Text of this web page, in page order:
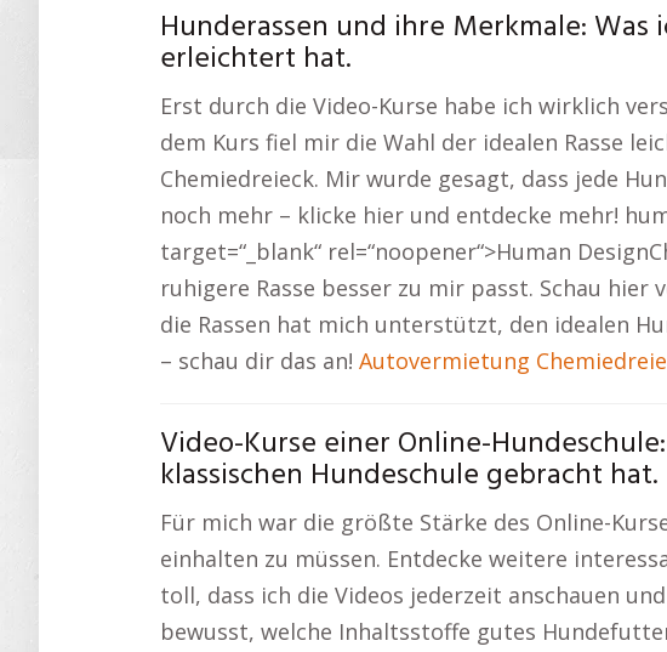
Hunderassen und ihre Merkmale:
erleichtert hat.
Erst durch die Video-Kurse habe ich wirklich
dem Kurs fiel mir die Wahl der idealen Rasse
Chemiedreieck. Mir wurde gesagt, dass jede
noch mehr – klicke hier und entdecke mehr!
target=“_blank“ rel=“noopener“>Human
ruhigere Rasse besser zu mir passt. Schau
die Rassen hat mich unterstützt, den idealen
– schau dir das an! Autovermietung
Video-Kurse einer Online-
klassischen Hundeschule gebracht hat.
Für mich war die größte Stärke des Online-
einhalten zu müssen. Entdecke weitere
toll, dass ich die Videos jederzeit anschauen
bewusst, welche Inhaltsstoffe gutes